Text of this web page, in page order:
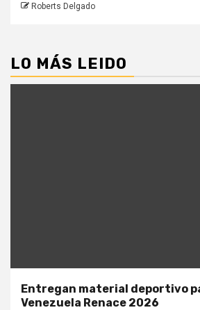
Roberts Delgado
LO MÁS LEIDO
Entregan material deportivo
Venezuela Renace 2026